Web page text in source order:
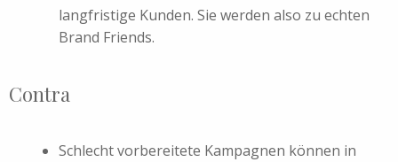
langfristige Kunden. Sie werden also zu echten
Brand Friends.
Contra
Schlecht vorbereitete Kampagnen können in